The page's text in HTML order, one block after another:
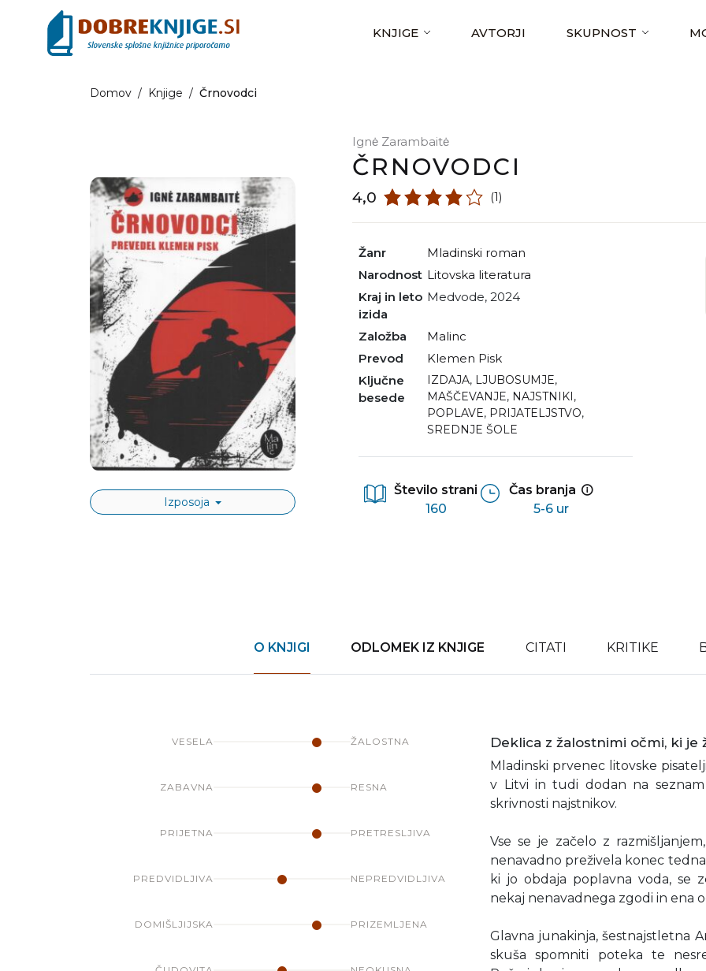
KNJIGE AVTORJI SKUPNOST
Domov / Knjige / Črnovodci
Izposoja
Ignė Zarambaitė
ČRNOVODCI
4,0 (1)
Žanr
mladinski roman
Narodnost
litovska literatura
Kraj in leto
izida
Medvode, 2024
Založba
Malinc
Prevod
Klemen Pisk
Ključne
besede
IZDAJA, LJUBOSUMJE,
MAŠČEVANJE, NAJSTNIKI,
POPLAVE, PRIJATELJSTVO,
SREDNJE ŠOLE
Število strani
160
Čas branja
5-6 ur
O KNJIGI ODLOMEK IZ KNJIGE CITATI KRITIKE
VESELA ŽALOSTNA
ZABAVNA RESNA
PRIJETNA PRETRESLJIVA
PREDVIDLJIVA NEPREDVIDLJIVA
DOMIŠLJIJSKA PRIZEMLJENA
Deklica z žalostnimi očmi, ki je
Mladinski prvenec litovske
v Litvi in tudi dodan na
skrivnosti najstnikov.
Vse se je začelo z
nenavadno preživela konec
ki jo obdaja poplavna voda, se
nekaj nenavadnega zgodi in ena
Glavna junakinja, šestnajstletna
skuša spomniti poteka te